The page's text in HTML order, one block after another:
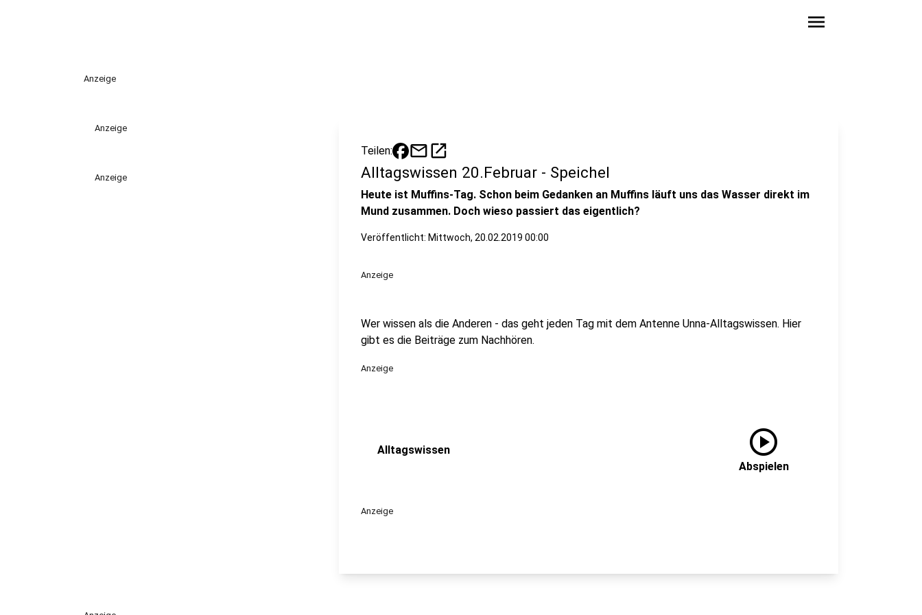
menu
Anzeige
Anzeige
Anzeige
Teilen: mailopen_in_new
Alltagswissen 20.Februar - Speichel
Heute ist Muffins-Tag. Schon beim Gedanken an Muffins läuft uns das Wasser direkt im
Mund zusammen. Doch wieso passiert das eigentlich?
Veröffentlicht: Mittwoch, 20.02.2019 00:00
Anzeige
Wer wissen als die Anderen - das geht jeden Tag mit dem Antenne Unna-Alltagswissen. Hier
gibt es die Beiträge zum Nachhören.
Anzeige
Alltagswissen play_circle
Abspielen
Anzeige